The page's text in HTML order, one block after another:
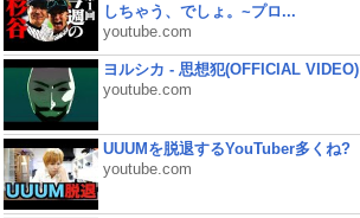
しちゃう、でしょ。~プロ...
youtube.com
ヨルシカ - 思想犯(OFFICIAL VIDEO)
youtube.com
UUUMを脱退するYouTuber多くね?
youtube.com